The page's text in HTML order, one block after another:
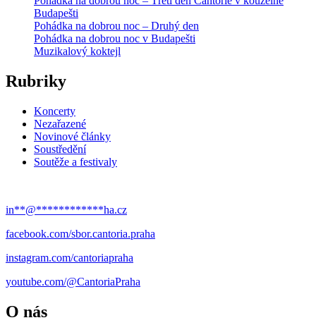
Budapešti
Pohádka na dobrou noc – Druhý den
Pohádka na dobrou noc v Budapešti
Muzikalový koktejl
Rubriky
Koncerty
Nezařazené
Novinové články
Soustředění
Soutěže a festivaly
in**@************ha.cz
facebook.com/sbor.cantoria.praha
instagram.com/cantoriapraha
youtube.com/@CantoriaPraha
O nás